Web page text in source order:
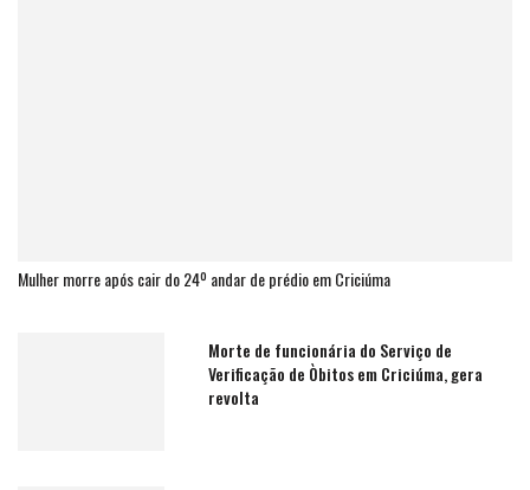
Mulher morre após cair do 24º andar de prédio em Criciúma
Morte de funcionária do Serviço de
Verificação de Òbitos em Criciúma, gera
revolta